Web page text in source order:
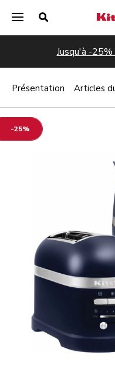
Jusqu'à -
-25%
Présentation Articles